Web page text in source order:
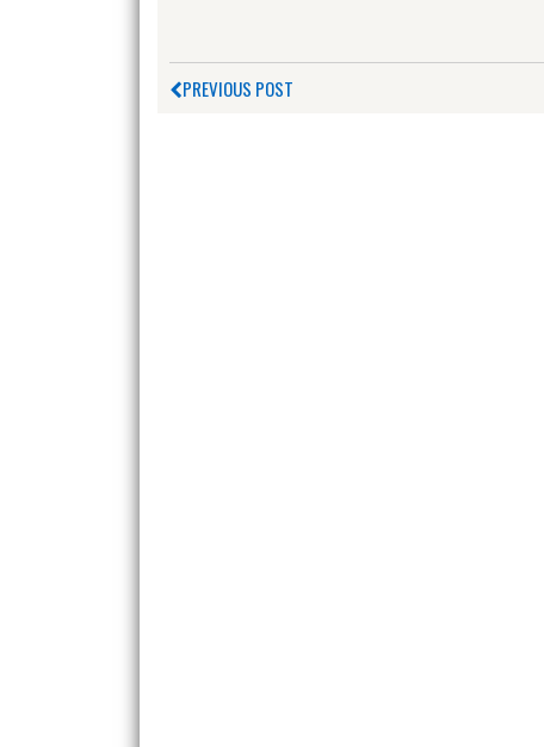
PREVIOUS POST